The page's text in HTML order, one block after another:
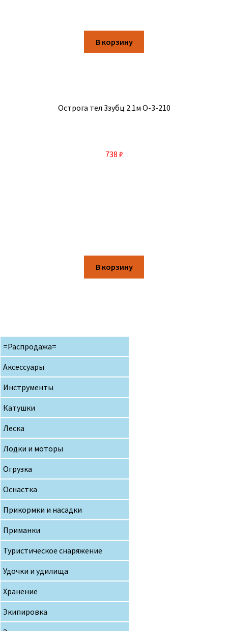
В корзину
Острога тел 3зубц 2.1м О-3-210
738 ₽
В корзину
=Распродажа=
Аксессуары
Инструменты
Катушки
Леска
Лодки и моторы
Огрузка
Оснастка
Прикормки и насадки
Приманки
Туристическое снаряжение
Удочки и удилища
Хранение
Экипировка